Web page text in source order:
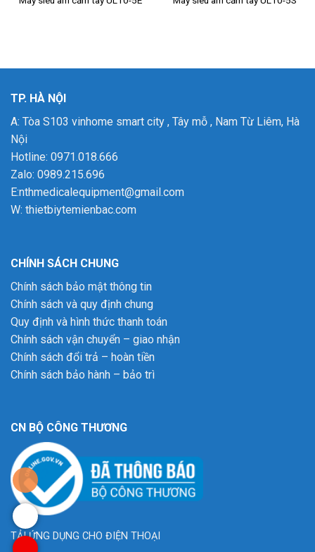
TP. HÀ NỘI
A: Tòa S103 vinhome smart city , Tây mỗ , Nam Từ Liêm, Hà
Nội
Hotline: 0971.018.666
Zalo: 0989.215.696
E:nthmedicalequipment@gmail.com
W: thietbiytemienbac.com
CHÍNH SÁCH CHUNG
Chính sách bảo mật thông tin
Chính sách và quy định chung
Quy định và hình thức thanh toán
Chính sách vận chuyển – giao nhận
Chính sách đổi trả – hoàn tiền
Chính sách bảo hành – bảo trì
CN BỘ CÔNG THƯƠNG
TẢI ỨNG DỤNG CHO ĐIỆN THOẠI